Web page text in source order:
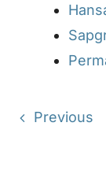
Previous